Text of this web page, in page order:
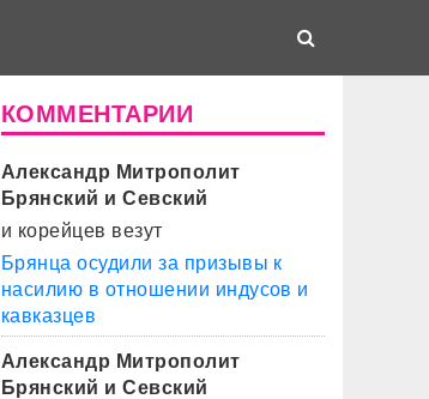
КОММЕНТАРИИ
Александр Митрополит
Брянский и Севский
и корейцев везут
Брянца осудили за призывы к
насилию в отношении индусов и
кавказцев
Александр Митрополит
Брянский и Севский